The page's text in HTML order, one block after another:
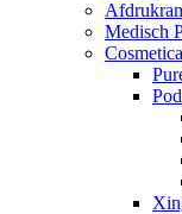
Medisch
Cosmetica